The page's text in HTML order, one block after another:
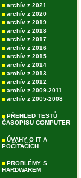
archív z 2021
archív z 2020
archív z 2019
archív z 2018
archív z 2017
archív z 2016
archív z 2015
archív z 2014
archív z 2013
archív z 2012
archív z 2009-2011
archív z 2005-2008
PŘEHLED TESTŮ
ČASOPISU COMPUTER
ÚVAHY O IT A
POČÍTAČÍCH
PROBLÉMY S
HARDWAREM